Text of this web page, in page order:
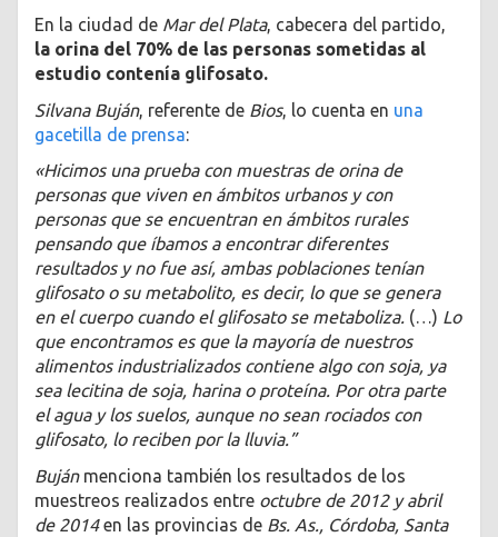
En la ciudad de Mar del Plata, cabecera del partido,
la orina del 70% de las personas sometidas al
estudio contenía glifosato.
Silvana Buján, referente de Bios, lo cuenta en una
gacetilla de prensa:
«Hicimos una prueba con muestras de orina de
personas que viven en ámbitos urbanos y con
personas que se encuentran en ámbitos rurales
pensando que íbamos a encontrar diferentes
resultados y no fue así, ambas poblaciones tenían
glifosato o su metabolito, es decir, lo que se genera
en el cuerpo cuando el glifosato se metaboliza. (…) Lo
que encontramos es que la mayoría de nuestros
alimentos industrializados contiene algo con soja, ya
sea lecitina de soja, harina o proteína. Por otra parte
el agua y los suelos, aunque no sean rociados con
glifosato, lo reciben por la lluvia.”
Bujánmenciona también los resultados de los
muestreos realizados entre octubre de 2012 y abril
de 2014en las provincias de Bs. As., Córdoba, Santa